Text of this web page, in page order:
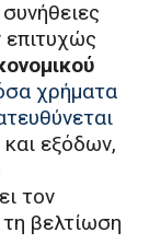
χρήματα
εξόδων,
τον
βελτίωση